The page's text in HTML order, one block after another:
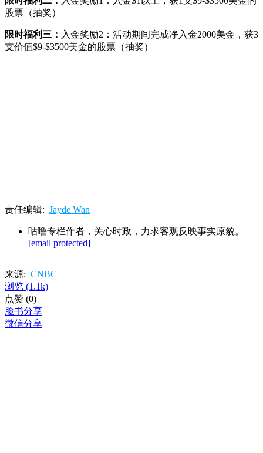
股票（抽奖）
限时福利三： 入金奖励2：活动期间完成净入金2000美金，获3
支价值$9-$3500美金的股票（抽奖）
责任编辑: Jayde Wan
咕噜专栏作者，关心时政，力求客观反映事实原貌。
[email protected]
来源: CNBC
浏览 (1.1k)
点赞 (0)
脸书分享
微信分享